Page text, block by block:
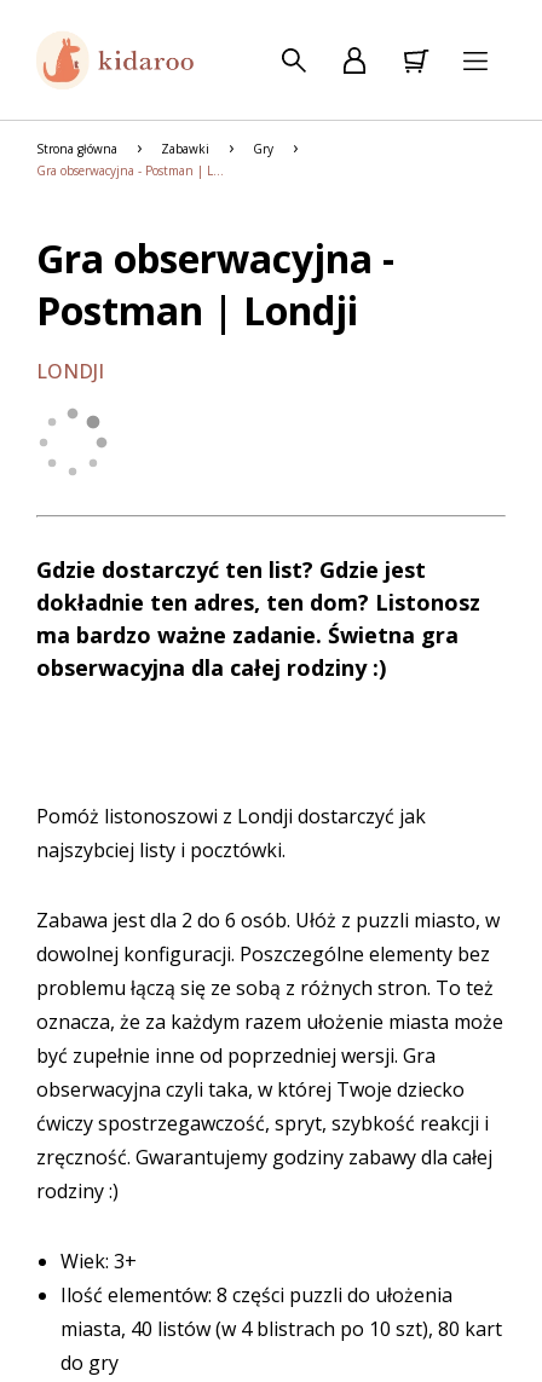
Strona główna Zabawki
Gry
Gra obserwacyjna - Postman | Londji
Gra obserwacyjna -
Postman | Londji
LONDJI
Gdzie dostarczyć ten list? Gdzie jest
dokładnie ten adres, ten dom? Listonosz
ma bardzo ważne zadanie. Świetna gra
obserwacyjna dla całej rodziny :)
Pomóż listonoszowi z Londji dostarczyć jak
najszybciej listy i pocztówki.
Zabawa jest dla 2 do 6 osób. Ułóż z puzzli miasto, w
dowolnej konfiguracji. Poszczególne elementy bez
problemu łączą się ze sobą z różnych stron. To też
oznacza, że za każdym razem ułożenie miasta może
być zupełnie inne od poprzedniej wersji. Gra
obserwacyjna czyli taka, w której Twoje dziecko
ćwiczy spostrzegawczość, spryt, szybkość reakcji i
zręczność. Gwarantujemy godziny zabawy dla całej
rodziny :)
Wiek: 3+
Ilość elementów: 8 części puzzli do ułożenia
miasta, 40 listów (w 4 blistrach po 10 szt), 80 kart
do gry